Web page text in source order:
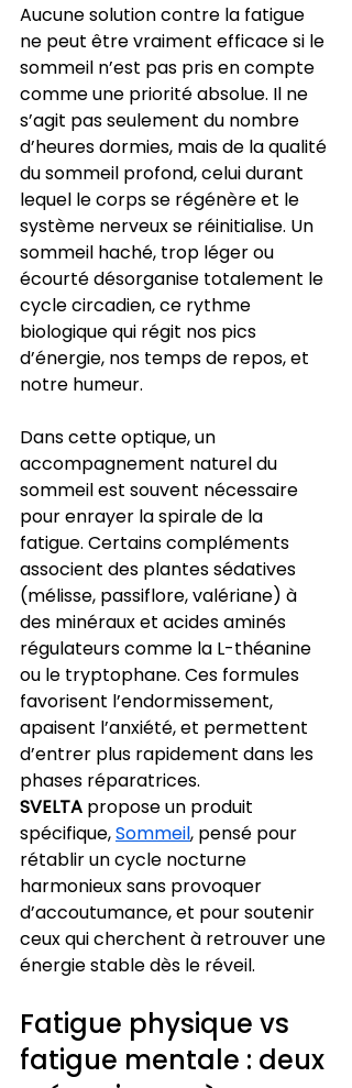
Aucune solution contre la fatigue
ne peut être vraiment efficace si le
sommeil n’est pas pris en compte
comme une priorité absolue. Il ne
s’agit pas seulement du nombre
d’heures dormies, mais de la qualité
du sommeil profond, celui durant
lequel le corps se régénère et le
système nerveux se réinitialise. Un
sommeil haché, trop léger ou
écourté désorganise totalement le
cycle circadien, ce rythme
biologique qui régit nos pics
d’énergie, nos temps de repos, et
notre humeur.
Dans cette optique, un
accompagnement naturel du
sommeil est souvent nécessaire
pour enrayer la spirale de la
fatigue. Certains compléments
associent des plantes sédatives
(mélisse, passiflore, valériane) à
des minéraux et acides aminés
régulateurs comme la L-théanine
ou le tryptophane. Ces formules
favorisent l’endormissement,
apaisent l’anxiété, et permettent
d’entrer plus rapidement dans les
phases réparatrices.
SVELTA propose un produit
spécifique, Sommeil, pensé pour
rétablir un cycle nocturne
harmonieux sans provoquer
d’accoutumance, et pour soutenir
ceux qui cherchent à retrouver une
énergie stable dès le réveil.
Fatigue physique vs
fatigue mentale : deux